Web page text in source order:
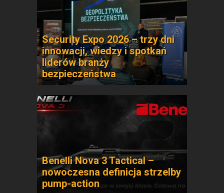
Security Expo 2026 – trzy dni
innowacji, wiedzy i spotkań
liderów branży
bezpieczeństwa
Benelli Nova 3 Tactical –
nowoczesna definicja strzelby
pump-action